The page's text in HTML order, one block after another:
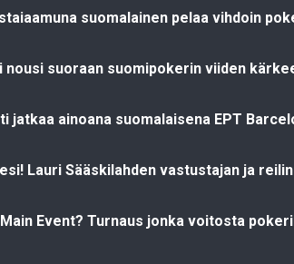
suomalainen pelaa vihdoin
nousi suoraan suomipokerin viiden
jatkaa ainoana suomalaisena EPT
Lauri Sääskilahden vastustajan ja
Main Event? Turnaus jonka voitosta